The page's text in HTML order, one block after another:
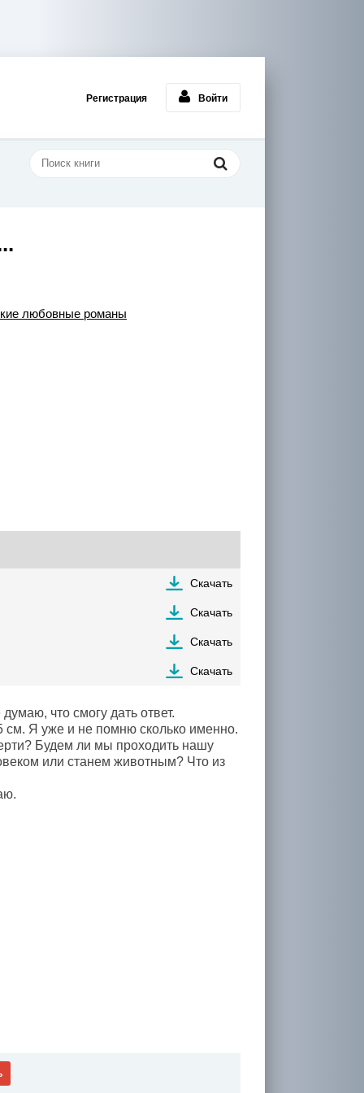
Регистрация Войти
любовные романы
Скачать
Скачать
Скачать
Скачать
что смогу дать ответ.
см. Я уже и не помню сколько именно.
Будем ли мы проходить нашу
или станем животным? Что из